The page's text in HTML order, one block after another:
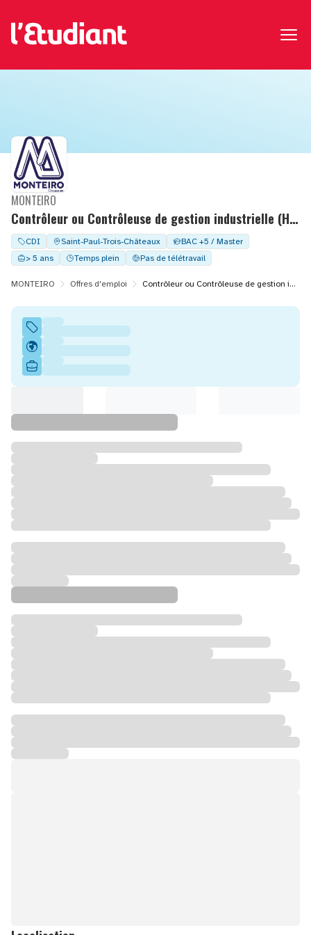
Contrôleur ou Contrôleuse de gestion industrielle (H/F) – CDI – Saint‑Paul‑Trois‑Châteaux (26) – Sur site
MONTEIRO
CDI Saint-Paul-Trois-Châteaux
BAC +5 / Master
> 5 ans
Temps plein Pas de télétravail
MONTEIRO Offres d'emploi Contrôleur ou Contrôleuse de gestion industrielle (H/F) – CDI – Saint‑Paul‑Trois‑Châteaux (26) – Sur site